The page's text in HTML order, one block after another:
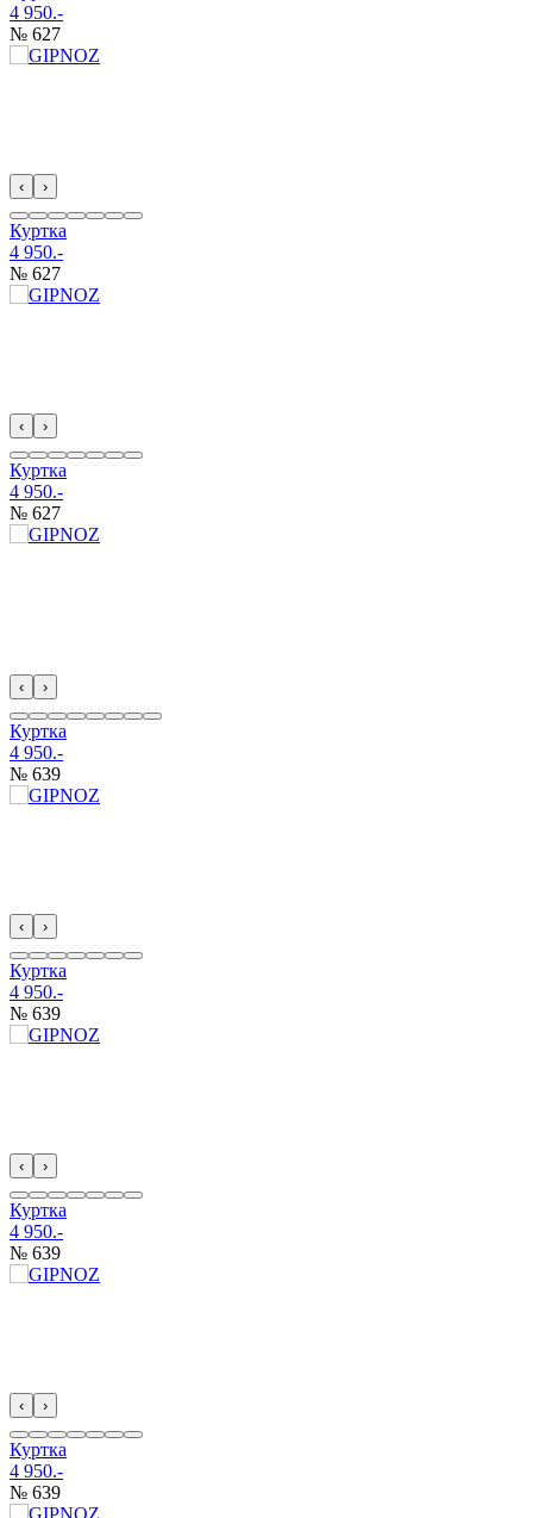
4 950.-
№ 627
‹ ›
Куртка
4 950.-
№ 627
‹ ›
Куртка
4 950.-
№ 627
‹ ›
Куртка
4 950.-
№ 639
‹ ›
Куртка
4 950.-
№ 639
‹ ›
Куртка
4 950.-
№ 639
‹ ›
Куртка
4 950.-
№ 639